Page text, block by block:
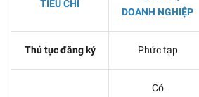
TIÊU CHÍ
DOANH NGHIỆP
Thủ tục đăng ký Phức tạp
Có